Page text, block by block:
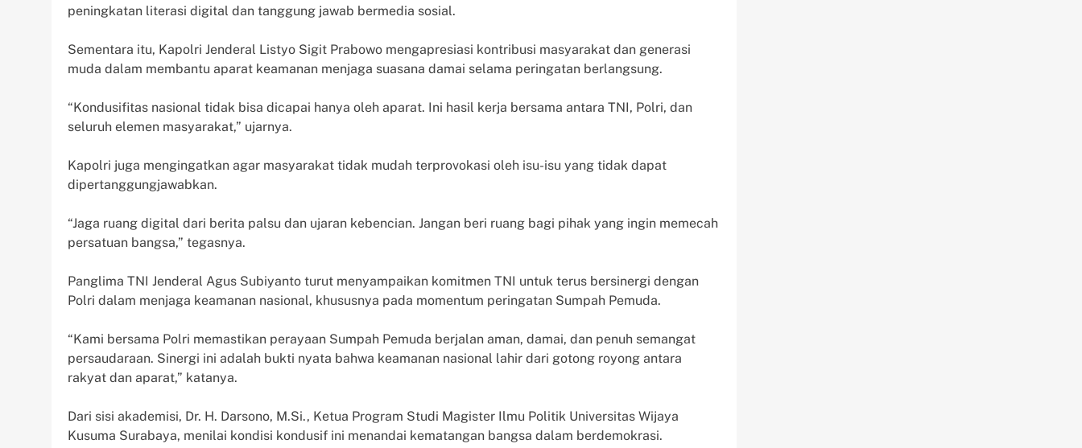
peningkatan literasi digital dan tanggung jawab bermedia sosial.
Sementara itu, Kapolri Jenderal Listyo Sigit Prabowo mengapresiasi kontribusi masyarakat dan generasi
muda dalam membantu aparat keamanan menjaga suasana damai selama peringatan berlangsung.
“Kondusifitas nasional tidak bisa dicapai hanya oleh aparat. Ini hasil kerja bersama antara TNI, Polri, dan
seluruh elemen masyarakat,” ujarnya.
Kapolri juga mengingatkan agar masyarakat tidak mudah terprovokasi oleh isu-isu yang tidak dapat
dipertanggungjawabkan.
“Jaga ruang digital dari berita palsu dan ujaran kebencian. Jangan beri ruang bagi pihak yang ingin memecah
persatuan bangsa,” tegasnya.
Panglima TNI Jenderal Agus Subiyanto turut menyampaikan komitmen TNI untuk terus bersinergi dengan
Polri dalam menjaga keamanan nasional, khususnya pada momentum peringatan Sumpah Pemuda.
“Kami bersama Polri memastikan perayaan Sumpah Pemuda berjalan aman, damai, dan penuh semangat
persaudaraan. Sinergi ini adalah bukti nyata bahwa keamanan nasional lahir dari gotong royong antara
rakyat dan aparat,” katanya.
Dari sisi akademisi, Dr. H. Darsono, M.Si., Ketua Program Studi Magister Ilmu Politik Universitas Wijaya
Kusuma Surabaya, menilai kondisi kondusif ini menandai kematangan bangsa dalam berdemokrasi.